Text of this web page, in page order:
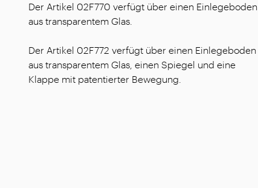
Der Artikel 02F770 verfügt über einen Einlegeboden
aus transparentem Glas.
Der Artikel 02F772 verfügt über einen Einlegeboden
aus transparentem Glas, einen Spiegel und eine
Klappe mit patentierter Bewegung.